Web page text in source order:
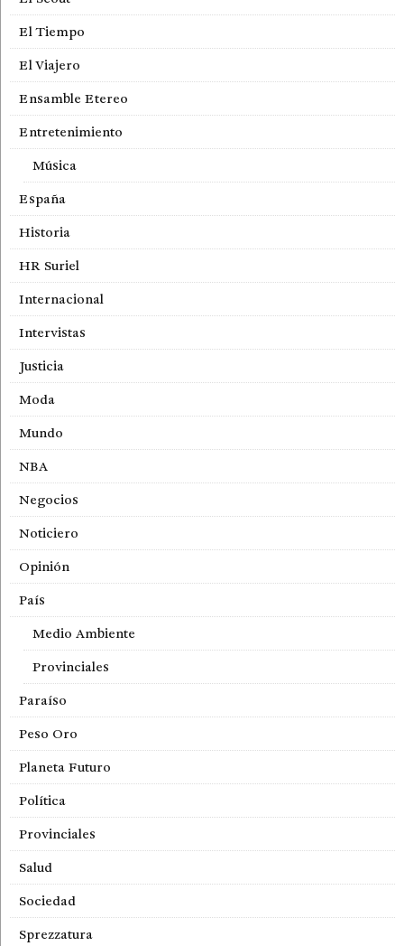
El Tiempo
El Viajero
Ensamble Etereo
Entretenimiento
Música
España
Historia
HR Suriel
Internacional
Intervistas
Justicia
Moda
Mundo
NBA
Negocios
Noticiero
Opinión
País
Medio Ambiente
Provinciales
Paraíso
Peso Oro
Planeta Futuro
Política
Provinciales
Salud
Sociedad
Sprezzatura